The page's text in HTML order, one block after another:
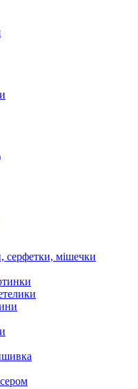
серфетки, мішечки